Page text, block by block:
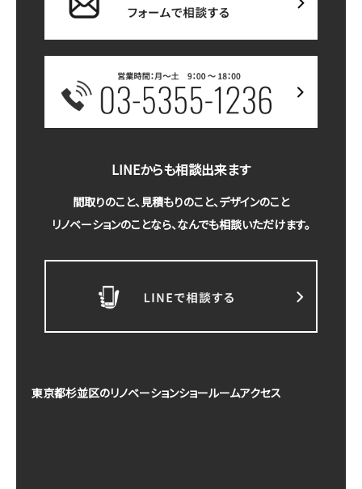
LINEからも相談出来ます
間取りのこと、見積もりのこと、デザインのこと
リノベーションのことなら、なんでも相談いただけます。
東京都杉並区のリノベーションショールームアクセス